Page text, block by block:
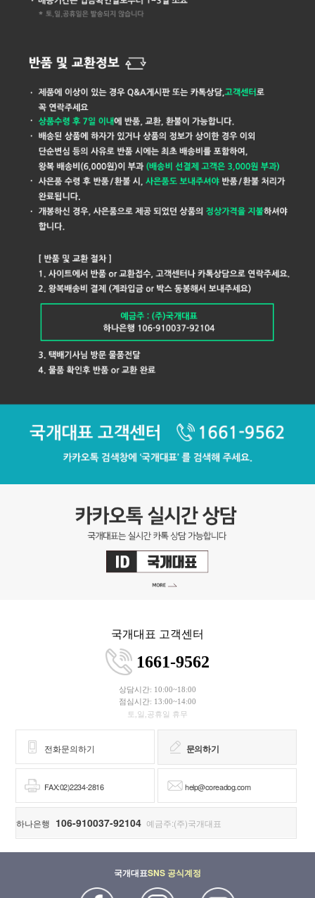
국개대표 고객센터
1661-9562
상담시간: 10:00~18:00
점심시간: 13:00~14:00
토,일,공휴일 휴무
전화문의하기 문의하기
FAX:02)2234-2816 help@coreadog.com
하나은행 106-910037-92104 예금주:(주)국개대표
국개대표SNS 공식계정